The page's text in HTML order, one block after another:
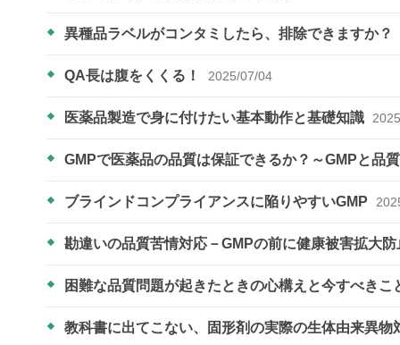
異種品ラベルがコンタミしたら、排除できますか？
QA長は腹をくくる！ 2025/07/04
医薬品製造で身に付けたい基本動作と基礎知識
GMPで医薬品の品質は保証できるか？～GMPと品
ブラインドコンプライアンスに陥りやすいGMP
勘違いの品質苦情対応－GMPの前に健康被害拡大
困難な品質問題が起きたときの心構えと今すべき
教科書に出てこない、固形剤の実際の生体由来異